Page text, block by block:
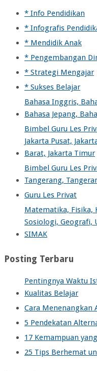
* Info Pendidikan
* Infografis
* Mendidik Anak
* Pengembangan
* Strategi Mengajar
* Sukses Belajar
Bahasa Inggris,
Bahasa Jepang,
Bimbel Guru Les
Jakarta Pusat,
Barat, Jakarta Timur
Bimbel Guru Les
Tangerang,
Guru Les Privat
Matematika, Fisika,
Sosiologi, Geografi,
SIMAK
Posting Terbaru
Pentingnya Waktu
Kualitas Belajar
Cara Menenangkan
5 Pendekatan
17 Kemampuan
25 Tips Berhemat